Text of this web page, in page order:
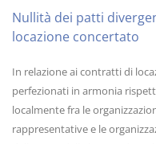
Nullità dei patti
locazione concertato
In relazione ai contratti di
perfezionati in armonia
localmente fra le
rappresentative e le